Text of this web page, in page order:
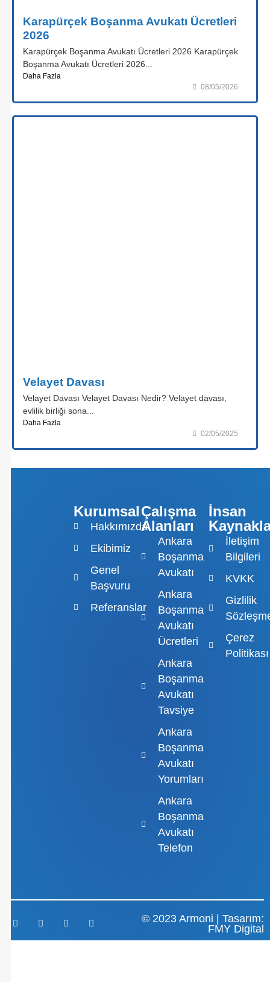
Karapürçek Boşanma Avukatı Ücretleri
2026
Karapürçek Boşanma Avukatı Ücretleri 2026 Karapürçek
Boşanma Avukatı Ücretleri 2026...
Daha Fazla
08/05/2026
Velayet Davası
Velayet Davası Velayet Davası Nedir? Velayet davası,
evlilik birliği sona...
Daha Fazla
02/05/2025
Kurumsal
Hakkımızda
Ekibimiz
Genel
Başvuru
Referanslar
Çalışma
Alanları
Ankara
Boşanma
Avukatı
Ankara
Boşanma
Avukatı
Ücretleri
Ankara
Boşanma
Avukatı
Tavsiye
Ankara
Boşanma
Avukatı
Yorumları
Ankara
Boşanma
Avukatı
Telefon
İnsan
İletişim
Bilgileri
KVKK
Gizlilik
Çerez
Politikası
© 2023 Armoni | Tasarım:
FMY Digital